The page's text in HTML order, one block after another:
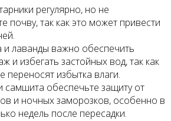
регулярно, но не
почву, так как это может привести
и лаванды важно обеспечить
и избегать застойных вод, так как
переносят избытка влаги.
самшита обеспечьте защиту от
и ночных заморозков, особенно в
недель после пересадки.